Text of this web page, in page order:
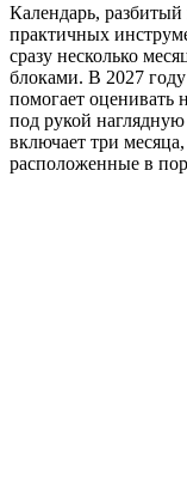
Календарь,
практичных
сразу несколько
блоками. В 2027
помогает оценивать
под рукой
включает три
расположенные в